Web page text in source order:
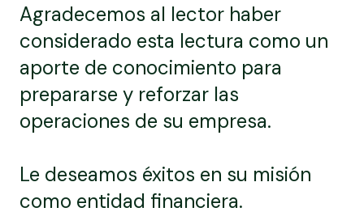
Agradecemos al lector haber
considerado esta lectura como un
aporte de conocimiento para
prepararse y reforzar las
operaciones de su empresa.
Le deseamos éxitos en su misión
como entidad financiera.